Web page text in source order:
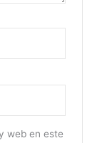
web en este